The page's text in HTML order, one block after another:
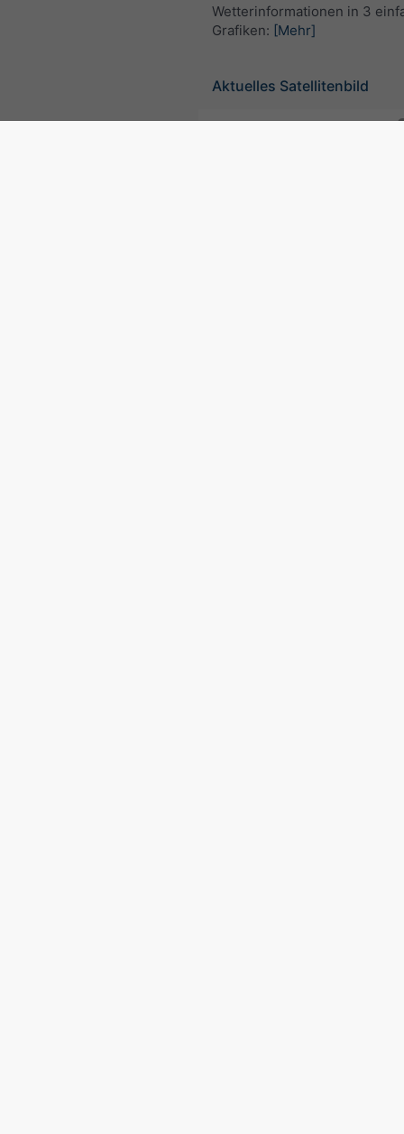
Wetterinformationen in 3
Grafiken: [Mehr]
Aktuelles Satellitenbild